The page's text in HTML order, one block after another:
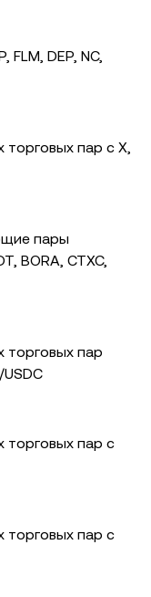
FLM, DEP, NC,
торговых пар c X,
пары
BORA, CTXC,
торговых пар
USDC
торговых пар с
торговых пар с